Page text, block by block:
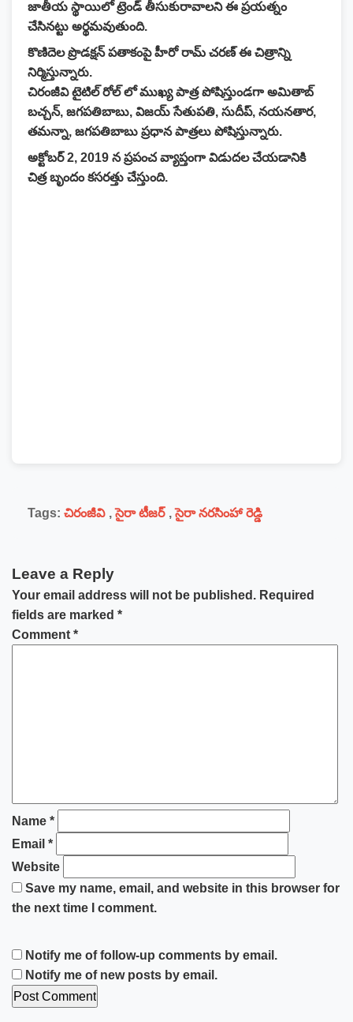
జాతీయ స్థాయిలో ట్రెండ్ తీసుకురావాలని ఈ ప్రయత్నం
చేసినట్టు అర్థమవుతుంది.
కొణిదెల ప్రొడక్షన్‌ పతాకంపై హీరో రామ్‌ చరణ్‌ ఈ చిత్రాన్ని
నిర్మిస్తున్నారు.
చిరంజీవి టైటిల్‌ రోల్‌ లో ముఖ్య పాత్ర పోషిస్తుండగా అమితాబ్‌
బచ్చన్‌, జగపతిబాబు, విజయ్‌ సేతుపతి, సుదీప్‌, నయనతార,
తమన్నా, జగపతిబాబు ప్రధాన పాత్రలు పోషిస్తున్నారు.
అక్టోబర్ 2, 2019 న ప్రపంచ వ్యాప్తంగా విడుదల చేయడానికి
చిత్ర బృందం కసరత్తు చేస్తుంది.
Tags: చిరంజీవి ,సైరా టీజర్ ,సైరా నరసింహా రెడ్డి
Leave a Reply
Your email address will not be published. Required
fields are marked *
Comment *
Name *
Email *
Website
Save my name, email, and website in this browser for
the next time I comment.
Notify me of follow-up comments by email.
Notify me of new posts by email.